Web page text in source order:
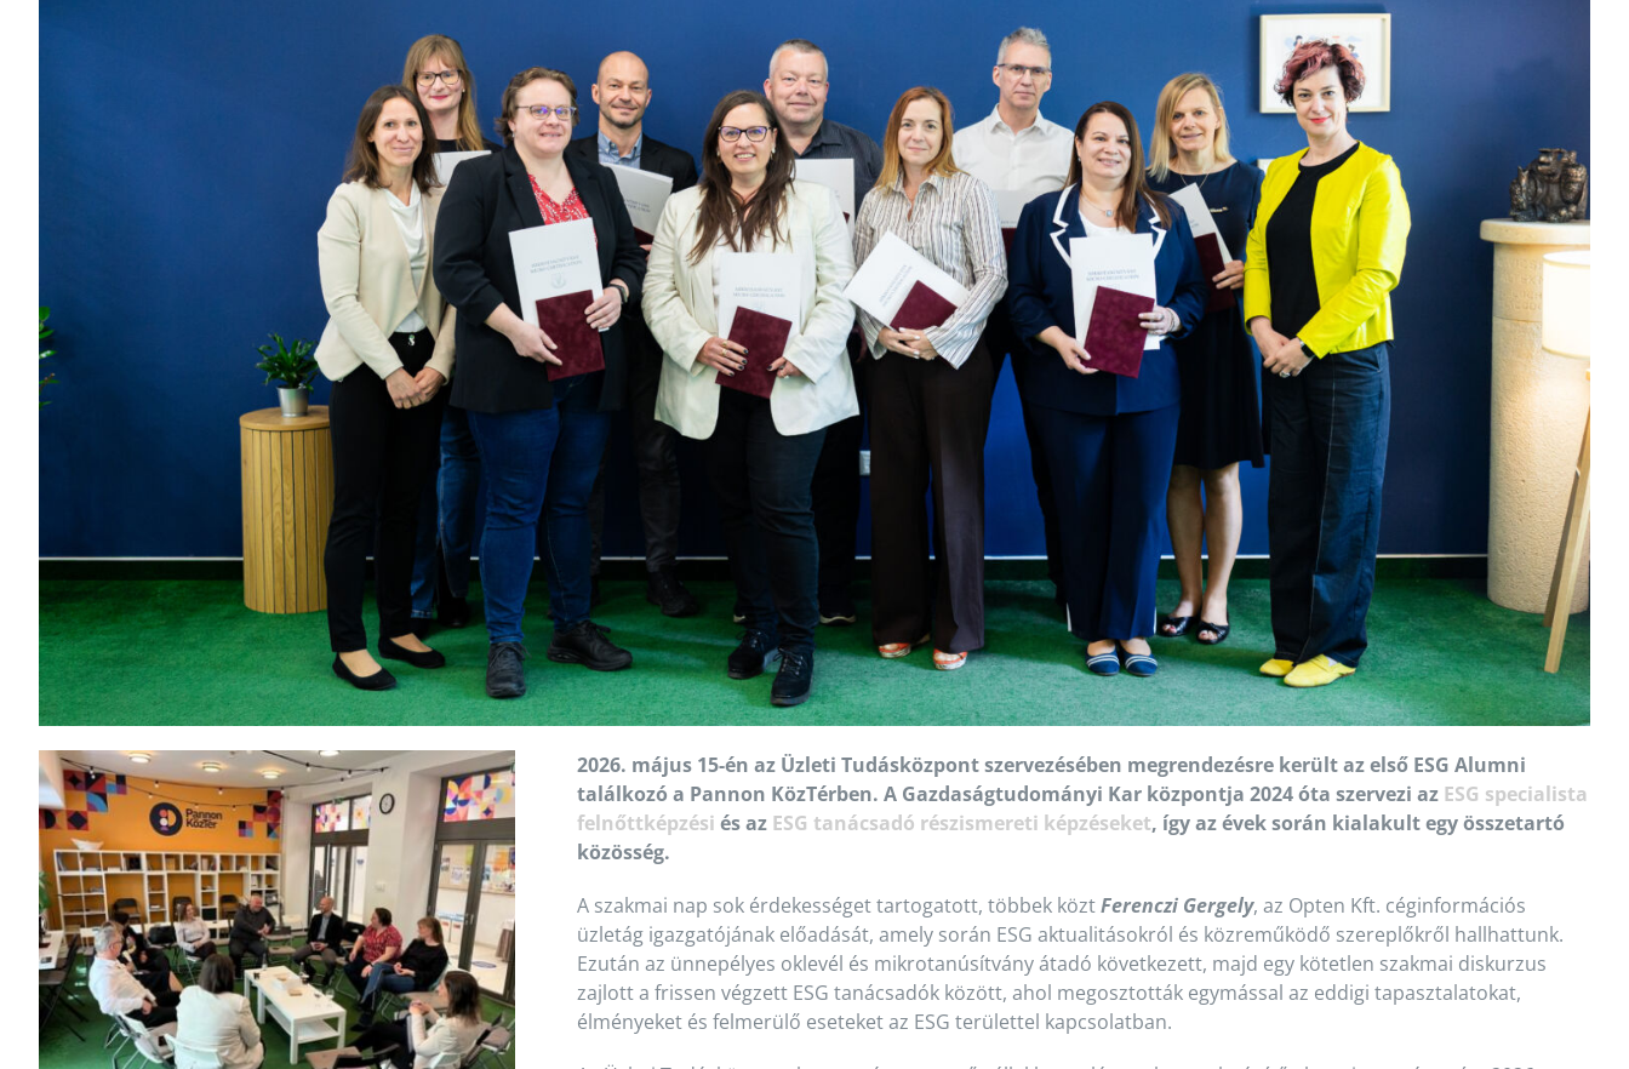
2026. május 15-én az Üzleti Tudásközpont szervezésében megrendezésre került az első ESG Alumni
találkozó a Pannon KözTérben. A Gazdaságtudományi Kar központja 2024 óta szervezi az ESG specialista
felnőttképzési és az ESG tanácsadó részismereti képzéseket, így az évek során kialakult egy összetartó
közösség.
A szakmai nap sok érdekességet tartogatott, többek köztFerenczi Gergely, az Opten Kft. céginformációs
üzletág igazgatójának előadását, amely során ESG aktualitásokról és közreműködő szereplőkről hallhattunk.
Ezután az ünnepélyes oklevél és mikrotanúsítvány átadó következett, majd egy kötetlen szakmai diskurzus
zajlott a frissen végzett ESG tanácsadók között, ahol megosztották egymással az eddigi tapasztalatokat,
élményeket és felmerülő eseteket az ESG területtel kapcsolatban.